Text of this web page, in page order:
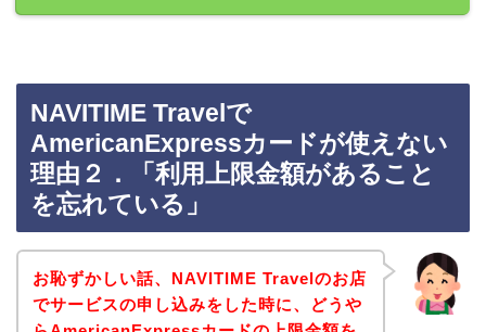
NAVITIME Travelで
AmericanExpressカードが使えない
理由２．「利用上限金額があること
を忘れている」
お恥ずかしい話、NAVITIME Travelのお店
でサービスの申し込みをした時に、どうや